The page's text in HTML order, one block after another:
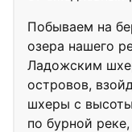
Побываем на
озера нашего
Ладожским
островов,
шхеры с
по бурной